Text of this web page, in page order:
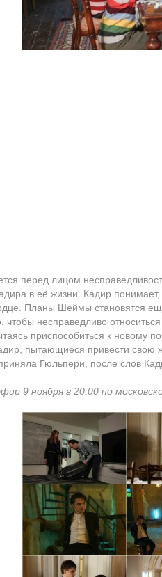
перед лицом
в её жизни. Кадир
Планы Шеймы становятся
чтобы несправедливо
приспособиться к новому
пытающиеся привести свою
Гюльпери, после слов
9 ноября в 20.00 по